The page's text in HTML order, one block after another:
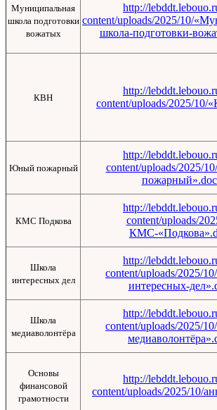
Муниципальная
школа подготовки
вожатых
http://
content/uploads/2025/10/
школа-подготовки-
КВН
http://
content/uploads/2025/10/
Юный пожарный
http://
content/uploads/2025/
КМС Подкова
http://
content/uploads/
КМС-
Школа
интересных дел
http://
content/uploads/2025/
интересных-
Школа
медиаволонтёра
http://
content/uploads/2025/
Основы
финансовой
грамотности
http://
content/uploads/2025/10/